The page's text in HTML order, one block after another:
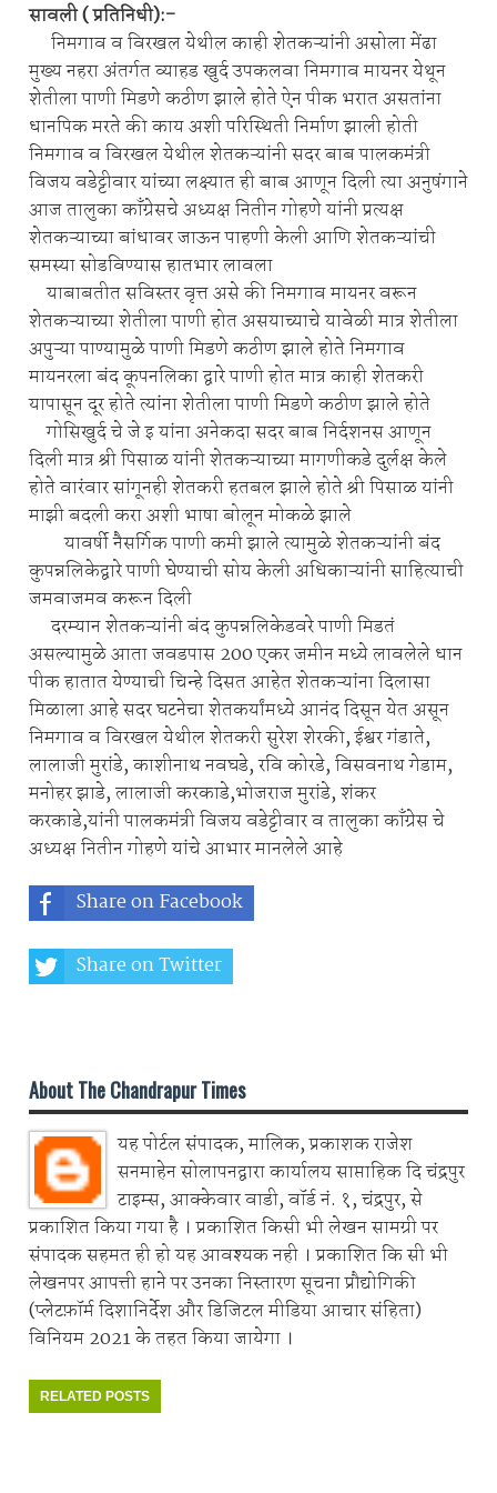
सावली ( प्रतिनिधी):-
निमगाव व विरखल येथील काही शेतकऱ्यांनी असोला मेंढा
मुख्य नहरा अंतर्गत व्याहड खुर्द उपकलवा निमगाव मायनर येथून
शेतीला पाणी मिडणे कठीण झाले होते ऐन पीक भरात असतांना
धानपिक मरते की काय अशी परिस्थिती निर्माण झाली होती
निमगाव व विरखल येथील शेतकऱ्यांनी सदर बाब पालकमंत्री
विजय वडेट्टीवार यांच्या लक्ष्यात ही बाब आणून दिली त्या अनुषंगाने
आज तालुका काँग्रेसचे अध्यक्ष नितीन गोहणे यांनी प्रत्यक्ष
शेतकऱ्याच्या बांधावर जाऊन पाहणी केली आणि शेतकऱ्यांची
समस्या सोडविण्यास हातभार लावला
याबाबतीत सविस्तर वृत्त असे की निमगाव मायनर वरून
शेतकऱ्याच्या शेतीला पाणी होत असयाच्याचे यावेळी मात्र शेतीला
अपुऱ्या पाण्यामुळे पाणी मिडणे कठीण झाले होते निमगाव
मायनरला बंद कूपनलिका द्वारे पाणी होत मात्र काही शेतकरी
यापासून दूर होते त्यांना शेतीला पाणी मिडणे कठीण झाले होते
गोसिखुर्द चे जे इ यांना अनेकदा सदर बाब निर्दशनस आणून
दिली मात्र श्री पिसाळ यांनी शेतकऱ्याच्या मागणीकडे दुर्लक्ष केले
होते वारंवार सांगूनही शेतकरी हतबल झाले होते श्री पिसाळ यांनी
माझी बदली करा अशी भाषा बोलून मोकळे झाले
यावर्षी नैसर्गिक पाणी कमी झाले त्यामुळे शेतकऱ्यांनी बंद
कुपन्नलिकेद्वारे पाणी घेण्याची सोय केली अधिकाऱ्यांनी साहित्याची
जमवाजमव करून दिली
दरम्यान शेतकऱ्यांनी बंद कुपन्नलिकेडवरे पाणी मिडतं
असल्यामुळे आता जवडपास 200 एकर जमीन मध्ये लावलेले धान
पीक हातात येण्याची चिन्हे दिसत आहेत शेतकऱ्यांना दिलासा
मिळाला आहे सदर घटनेचा शेतकर्यांमध्ये आनंद दिसून येत असून
निमगाव व विरखल येथील शेतकरी सुरेश शेरकी, ईश्वर गंडाते,
लालाजी मुरांडे, काशीनाथ नवघडे, रवि कोरडे, विसवनाथ गेडाम,
मनोहर झाडे, लालाजी करकाडे,भोजराज मुरांडे, शंकर
करकाडे,यांनी पालकमंत्री विजय वडेट्टीवार व तालुका काँग्रेस चे
अध्यक्ष नितीन गोहणे यांचे आभार मानलेले आहे
Share on Facebook
Share on Twitter
About The Chandrapur Times
यह पोर्टल संपादक, मालिक, प्रकाशक राजेश
सनमाहेन सोलापनद्वारा कार्यालय साप्ताहिक दि चंद्रपुर
टाइम्स, आक्केवार वाडी, वॉर्ड नं. १, चंद्रपुर, से
प्रकाशित किया गया है । प्रकाशित किसी भी लेखन सामग्री पर
संपादक सहमत ही हो यह आवश्यक नही । प्रकाशित कि सी भी
लेखनपर आपत्ती हाने पर उनका निस्तारण सूचना प्रौद्योगिकी
(प्लेटफ़ॉर्म दिशानिर्देश और डिजिटल मीडिया आचार संहिता)
विनियम 2021 के तहत किया जायेगा ।
RELATED POSTS